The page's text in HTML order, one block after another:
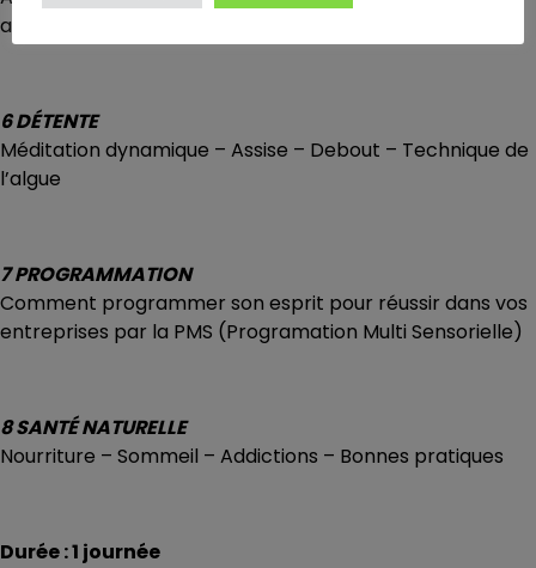
absolu
6 DÉTENTE
Méditation dynamique – Assise – Debout – Technique de
l’algue
7 PROGRAMMATION
Comment programmer son esprit pour réussir dans vos
entreprises par la PMS (Programation Multi Sensorielle)
8 SANTÉ NATURELLE
Nourriture – Sommeil – Addictions – Bonnes pratiques
Durée : 1 journée